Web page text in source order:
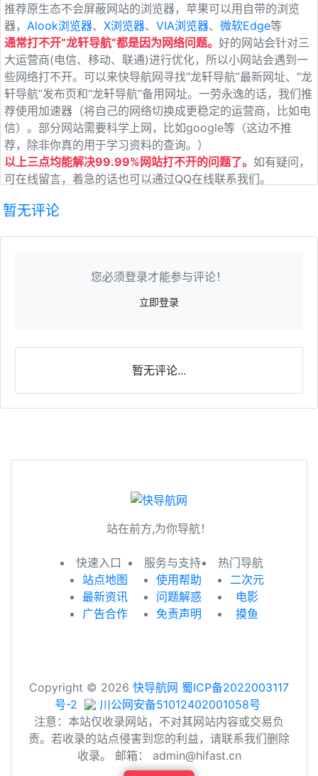
推荐原生态不会屏蔽网站的浏览器，苹果可以用自带的浏览
器， Alook浏览器、 X浏览器、 VIA浏览器、 微软Edge等
通常打不开“龙轩导航”都是因为网络问题。 好的网站会针对三
大运营商(电信、移动、联通)进行优化，所以小网站会遇到一
些网络打不开。可以来快导航网寻找“龙轩导航”最新网址、“龙
轩导航”发布页和“龙轩导航”备用网址。一劳永逸的话，我们推
荐使用加速器（将自己的网络切换成更稳定的运营商，比如电
信）。部分网站需要科学上网，比如google等（这边不推
荐，除非你真的用于学习资料的查询。）
以上三点均能解决99.99%网站打不开的问题了。 如有疑问，
可在线留言，着急的话也可以通过QQ在线联系我们。
暂无评论
您必须登录才能参与评论！
立即登录
暂无评论...
站在前方,为你导航！
快速入口
站点地图
最新资讯
广告合作
服务与支持
使用帮助
问题解惑
免责声明
热门导航
二次元
电影
摸鱼
Copyright © 2026 快导航网 蜀ICP备2022003117
号-2
川公网安备51012402001058号
注意：本站仅收录网站，不对其网站内容或交易负
责。若收录的站点侵害到您的利益，请联系我们删除
收录。 邮箱： admin@hifast.cn